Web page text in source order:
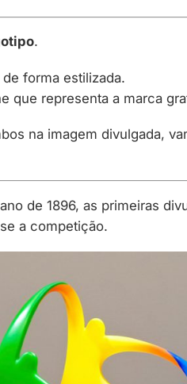
.
forma estilizada.
que representa a marca
na imagem divulgada,
de 1896, as primeiras
a competição.